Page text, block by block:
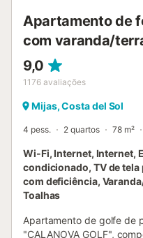
Apartamento de
com varanda/
9,0
1176 avaliações
Mijas, Costa del Sol
4 pess. 2 quartos 78 m²
Wi-Fi, Internet, Internet,
condicionado, TV de tela
com deficiência,
Toalhas
Apartamento de golfe de
"CALANOVA GOLF",